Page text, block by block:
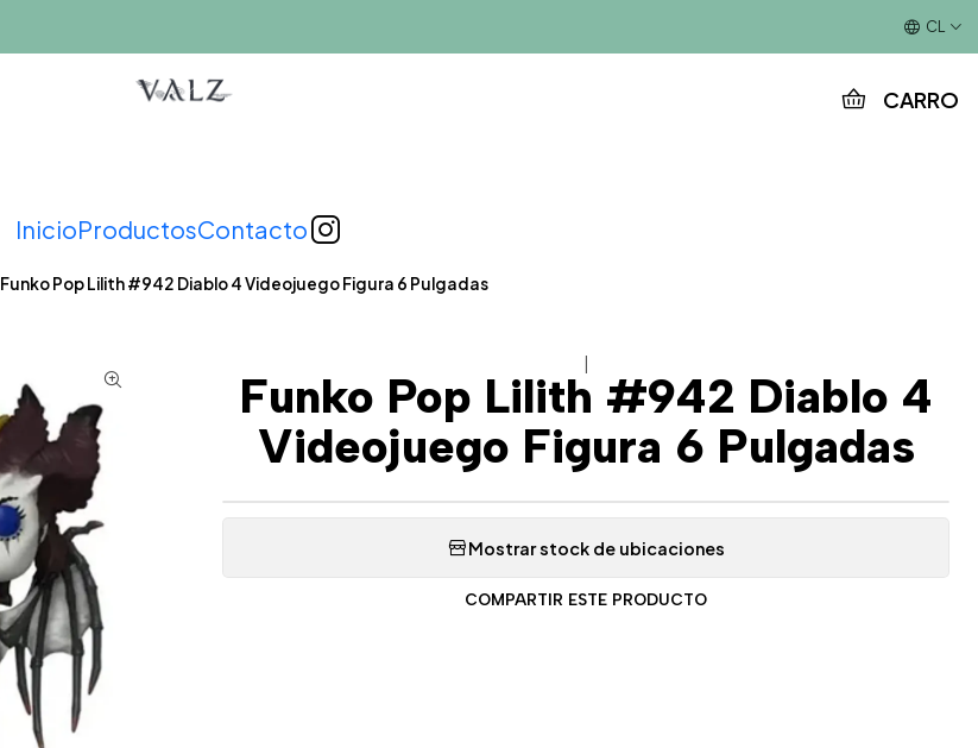
CARRO
InicioProductosContacto
CL
Funko Pop Lilith #942 Diablo 4 Videojuego Figura 6 Pulgadas
Funko Pop Lilith #942 Diablo 4
Videojuego Figura 6 Pulgadas
Mostrar stock de ubicaciones
COMPARTIR ESTE PRODUCTO